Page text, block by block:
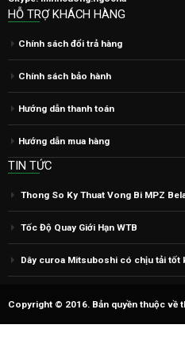
Chính sách đổi trả hàng
Chính sách bảo hành
Hướng dẫn thanh toán
Hướng dẫn mua hàng
TIN TỨC
Thong So Ky Thuat Vong Bi MPZ
Tốc Độ Quay Giới Hạn WTB
Dây curoa Mitsuboshi có chịu tải tốt
Copyright © 2016. Bản quyền thuộc về